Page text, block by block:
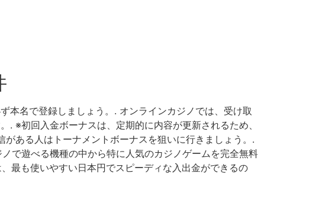
本名で登録しましょう。. オンラインカジノでは、受け取
※初回入金ボーナスは、定期的に内容が更新されるため、
ある人はトーナメントボーナスを狙いに行きましょう。.
で遊べる機種の中から特に人気のカジノゲームを完全無料
最も使いやすい日本円でスピーディな入出金ができるの